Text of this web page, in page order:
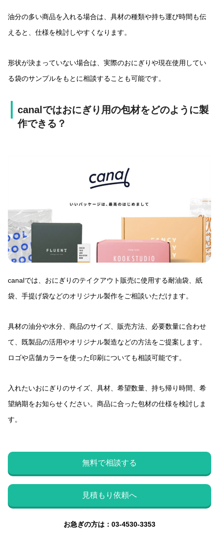
油分の多い商品を入れる場合は、具材の種類や持ち運び時間も伝
えると、仕様を検討しやすくなります。
形状が決まっていない場合は、実際のおにぎりや現在使用してい
る袋のサンプルをもとに相談することも可能です。
canalではおにぎり用の包材をどのように製
作できる？
canalでは、おにぎりのテイクアウト販売に使用する耐油袋、紙
袋、手提げ袋などのオリジナル製作をご相談いただけます。
具材の油分や水分、商品のサイズ、販売方法、必要数量に合わせ
て、既製品の活用やオリジナル製造などの方法をご提案します。
ロゴや店舗カラーを使った印刷についても相談可能です。
入れたいおにぎりのサイズ、具材、希望数量、持ち帰り時間、希
望納期をお知らせください。商品に合った包材の仕様を検討しま
す。
無料で相談する
見積もり依頼へ
お急ぎの方は：03-4530-3353